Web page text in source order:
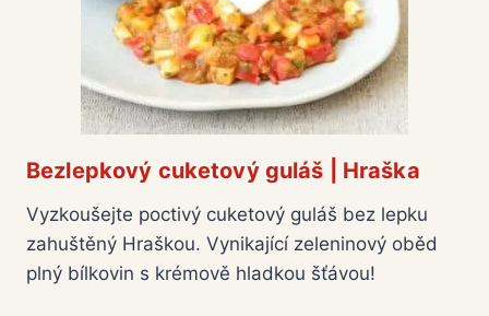
Bezlepkový cuketový guláš | Hraška
Vyzkoušejte poctivý cuketový guláš bez lepku
zahuštěný Hraškou. Vynikající zeleninový oběd
plný bílkovin s krémově hladkou šťávou!